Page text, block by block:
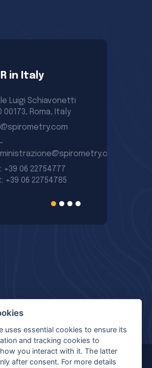
in Italy
Luigi Schiavonetti
00173, Roma, Italy
+39 06 22754777
+39 06 22754785
uses essential cookies to ensure its
and tracking cookies to
you interact with it. The latter
after consent. For more details